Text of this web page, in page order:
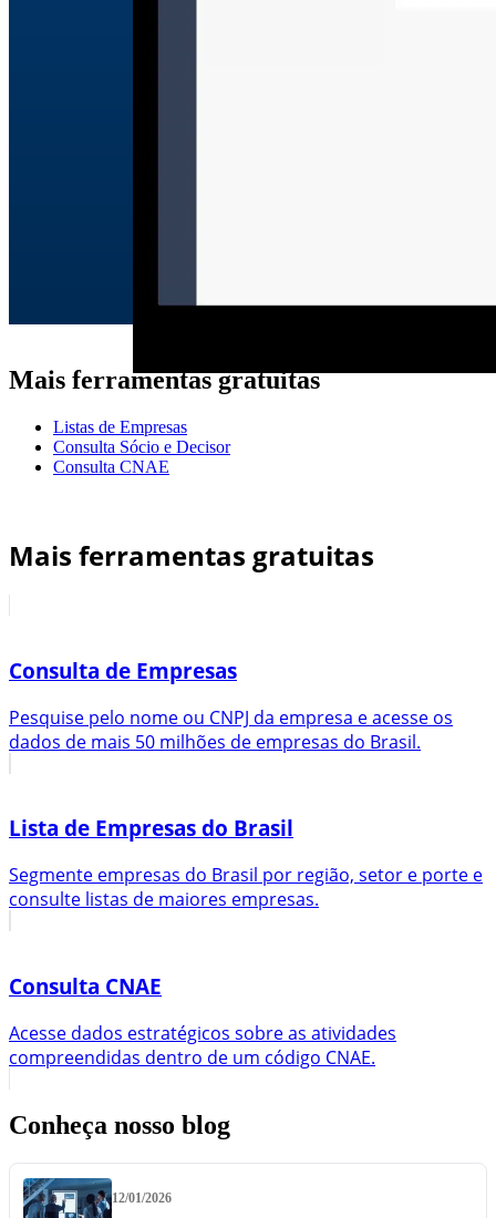
Mais ferramentas gratuitas
Listas de Empresas
Consulta Sócio e Decisor
Consulta CNAE
Mais ferramentas gratuitas
Consulta de Empresas
Pesquise pelo nome ou CNPJ da empresa e acesse os
dados de mais 50 milhões de empresas do Brasil.
Lista de Empresas do Brasil
Segmente empresas do Brasil por região, setor e porte e
consulte listas de maiores empresas.
Consulta CNAE
Acesse dados estratégicos sobre as atividades
compreendidas dentro de um código CNAE.
Conheça nosso blog
12/01/2026